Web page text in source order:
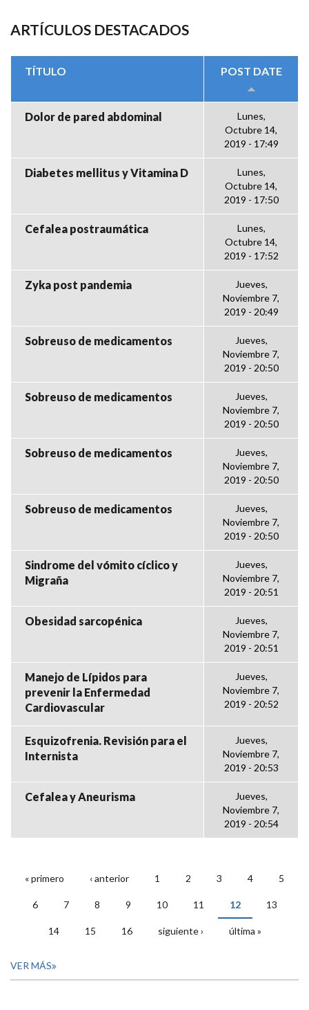
ARTÍCULOS DESTACADOS
TÍTULO POST DATE
Dolor de pared abdominal
Lunes,
Octubre 14,
2019 - 17:49
Diabetes mellitus y Vitamina D
Lunes,
Octubre 14,
2019 - 17:50
Cefalea postraumática
Lunes,
Octubre 14,
2019 - 17:52
Zyka post pandemia
Jueves,
Noviembre 7,
2019 - 20:49
Sobreuso de medicamentos
Jueves,
Noviembre 7,
2019 - 20:50
Sobreuso de medicamentos
Jueves,
Noviembre 7,
2019 - 20:50
Sobreuso de medicamentos
Jueves,
Noviembre 7,
2019 - 20:50
Sobreuso de medicamentos
Jueves,
Noviembre 7,
2019 - 20:50
Sindrome del vómito cíclico y
Migraña
Jueves,
Noviembre 7,
2019 - 20:51
Obesidad sarcopénica
Jueves,
Noviembre 7,
2019 - 20:51
Manejo de Lípidos para
prevenir la Enfermedad
Cardiovascular
Jueves,
Noviembre 7,
2019 - 20:52
Esquizofrenia. Revisión para el
Internista
Jueves,
Noviembre 7,
2019 - 20:53
Cefalea y Aneurisma
Jueves,
Noviembre 7,
2019 - 20:54
PÁGINAS
« primero ‹ anterior 1 2 3 4 5
6 7 8 9 10 11 12 13
14 15 16 siguiente › última »
VER MÁS